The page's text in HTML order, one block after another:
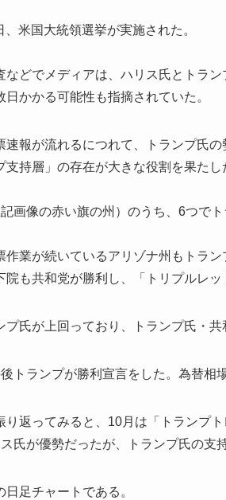
米国大統領選挙が実施された。
などでメディアは、ハリス氏とトラン
日かかる可能性も指摘されていた。
速報が流れるにつれて、トランプ氏
支持層」の存在が大きな役割を果たし
画像の赤い旗の州）のうち、6つでト
作業が続いているアリゾナ州もトラン
院も共和党が勝利し、「トリプルレッ
プ氏が上回っており、トランプ氏・共
トランプが勝利宣言をした。為替相
り返ってみると、10月は「トランプト
氏が優勢だったが、トランプ氏の支
足チャートである。